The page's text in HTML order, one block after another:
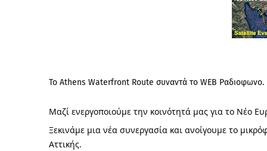
Το Athens Waterfront Route συναντά το WEB Ραδιοφωνο.
Μαζί ενεργοποιούμε την κοινότητά μας για το Νέο
Ξεκινάμε μια νέα συνεργασία και ανοίγουμε το
Αττικής.